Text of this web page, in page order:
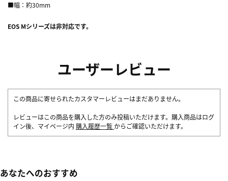
■幅：約30mm
EOS Mシリーズは非対応です。
ユーザーレビュー
この商品に寄せられたカスタマーレビューはまだありません。
レビューはこの商品を購入した方のみ投稿いただけます。購入商品はログ
イン後、マイページ内 購入履歴一覧 からご確認いただけます。
あなたへのおすすめ